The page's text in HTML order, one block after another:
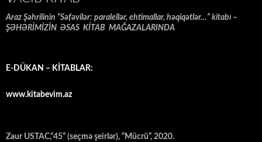
Araz Şəhrilinin “Səfəvilər: paralellər, ehtimallar, həqiqətlər…” kitabı –
ŞƏHƏRİMİZİN ƏSAS KİTAB MAĞAZALARINDA
E-DÜKAN – KİTABLAR:
www.kitabevim.az
Zaur USTAC,“45” (seçmə şeirlər), “Mücrü”, 2020.